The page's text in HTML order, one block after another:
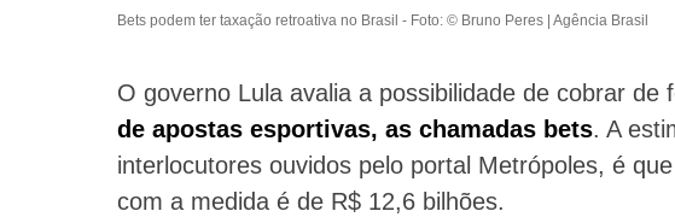
Bets podem ter taxação retroativa no Brasil - Foto: © Bruno Peres | Agência Brasil
O governo Lula avalia a possibilidade de cobrar de
de apostas esportivas, as chamadas bets. A
interlocutores ouvidos pelo portal Metrópoles, é
com a medida é de R$ 12,6 bilhões.